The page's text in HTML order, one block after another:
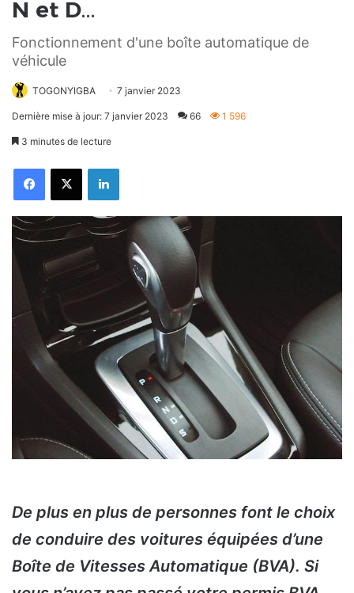
N et D…
Fonctionnement d'une boîte automatique de
véhicule
TOGONYIGBA 7 janvier 2023
Dernière mise à jour: 7 janvier 2023 66 1 596
3 minutes de lecture
FacebookX Linkedin
De plus en plus de personnes font le choix
de conduire des voitures équipées d’une
Boîte de Vitesses Automatique (BVA). Si